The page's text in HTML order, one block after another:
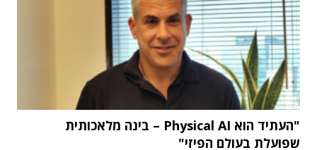
"העתיד הוא Physical AI – בינה מלאכותית
שפועלת בעולם הפיזי"